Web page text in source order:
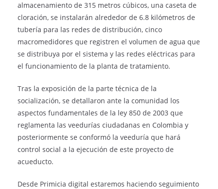
almacenamiento de 315 metros cúbicos, una caseta de
cloración, se instalarán alrededor de 6.8 kilómetros de
tubería para las redes de distribución, cinco
macromedidores que registren el volumen de agua que
se distribuya por el sistema y las redes eléctricas para
el funcionamiento de la planta de tratamiento.
Tras la exposición de la parte técnica de la
socialización, se detallaron ante la comunidad los
aspectos fundamentales de la ley 850 de 2003 que
reglamenta las veedurías ciudadanas en Colombia y
posteriormente se conformó la veeduría que hará
control social a la ejecución de este proyecto de
acueducto.
Desde Primicia digital estaremos haciendo seguimiento